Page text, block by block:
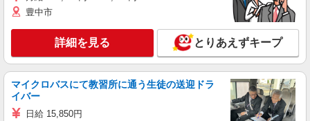
豊中市
詳細を見る とりあえずキープ
マイクロバスにて教習所に通う生徒の送迎ドラ
イバー
日給 15,850円